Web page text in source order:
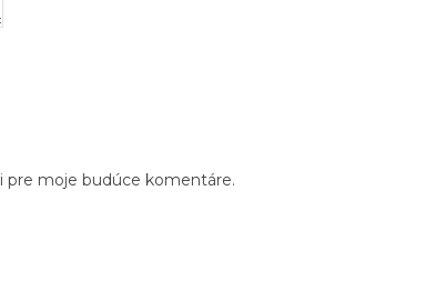
pre moje budúce komentáre.